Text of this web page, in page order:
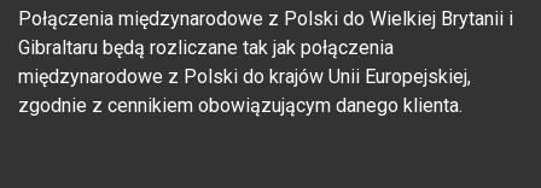
Połączenia międzynarodowe z Polski do Wielkiej Brytanii i
Gibraltaru będą rozliczane tak jak połączenia
międzynarodowe z Polski do krajów Unii Europejskiej,
zgodnie z cennikiem obowiązującym danego klienta.